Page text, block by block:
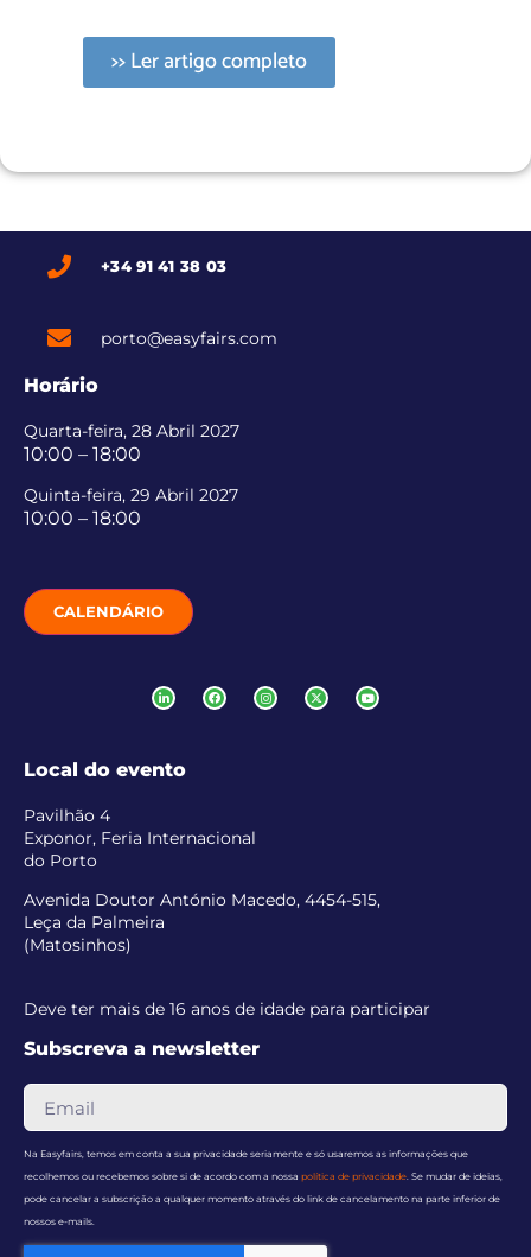
>> Ler artigo completo
+34 91 41 38 03
porto@easyfairs.com
Horário
Quarta-feira, 28 Abril 2027
10:00 – 18:00
Quinta-feira, 29 Abril 2027
10:00 – 18:00
CALENDÁRIO
Local do evento
Pavilhão 4
Exponor, Feria Internacional
do Porto
Avenida Doutor António Macedo, 4454-515,
Leça da Palmeira
(Matosinhos)
Deve ter mais de 16 anos de idade para participar
Subscreva a newsletter
Na Easyfairs, temos em conta a sua privacidade seriamente e só usaremos as informações que
recolhemos ou recebemos sobre si de acordo com a nossa política de privacidade. Se mudar de ideias,
pode cancelar a subscrição a qualquer momento através do link de cancelamento na parte inferior de
nossos e-mails.